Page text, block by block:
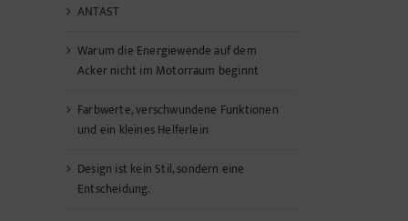
ANTAST
Warum die Energiewende auf dem
Acker nicht im Motorraum beginnt
Farbwerte, verschwundene Funktionen
und ein kleines Helferlein
Design ist kein Stil, sondern eine
Entscheidung.